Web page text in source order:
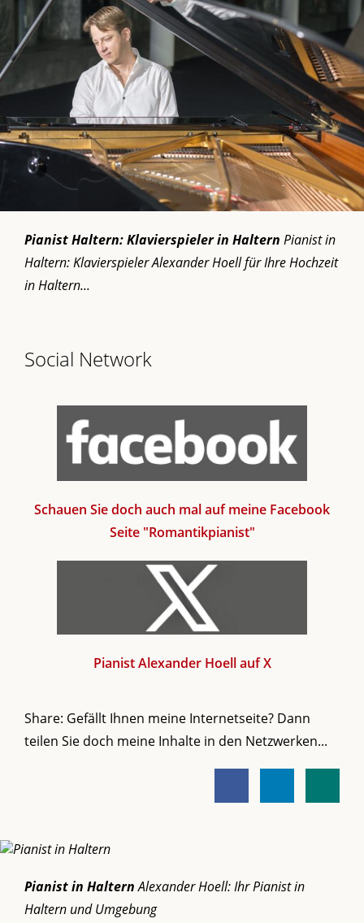
Pianist Haltern: Klavierspieler in Haltern Pianist in
Haltern: Klavierspieler Alexander Hoell für Ihre Hochzeit
in Haltern...
Social Network
Schauen Sie doch auch mal auf meine Facebook
Seite "Romantikpianist"
Pianist Alexander Hoell auf X
Share: Gefällt Ihnen meine Internetseite? Dann
teilen Sie doch meine Inhalte in den Netzwerken...
Pianist in HalternAlexander Hoell: Ihr Pianist in
Haltern und Umgebung